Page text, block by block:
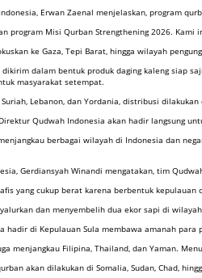
Erwan Zaenal menjelaskan, program
program Misi Qurban Strengthening 2026.
ke Gaza, Tepi Barat, hingga wilayah
dalam bentuk produk daging kaleng siap
masyarakat setempat.
Lebanon, dan Yordania, distribusi
Qudwah Indonesia akan hadir langsung
berbagai wilayah di Indonesia dan
Gerdiansyah Winandi mengatakan, tim
yang cukup berat karena berbentuk
dan menyembelih dua ekor sapi di
di Kepulauan Sula membawa amanah
menjangkau Filipina, Thailand, dan Yaman.
akan dilakukan di Somalia, Sudan, Chad,